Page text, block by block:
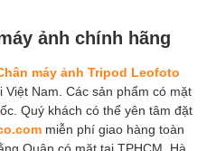
ảnh chính hãng
máy ảnh Tripod Leofoto
Việt Nam. Các sản phẩm có mặt
Quý khách có thể yên tâm đặt
miễn phí giao hàng toàn
Quân có mặt tại TPHCM, Hà